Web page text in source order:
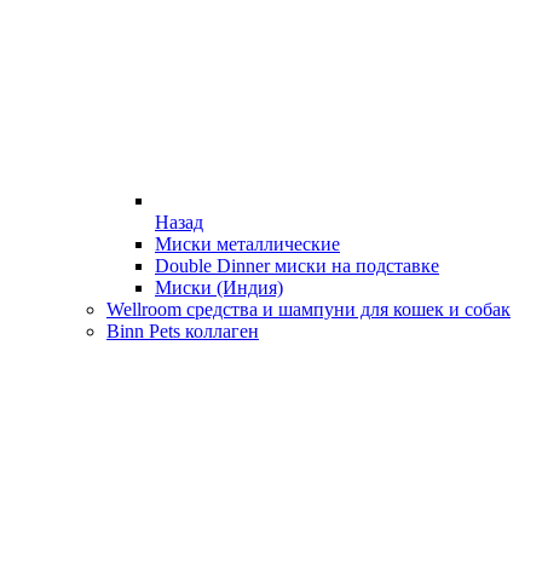
Назад
Миски металлические
Double Dinner миски на подставке
Миски (Индия)
Wellroom средства и шампуни для кошек и собак
Binn Pets коллаген